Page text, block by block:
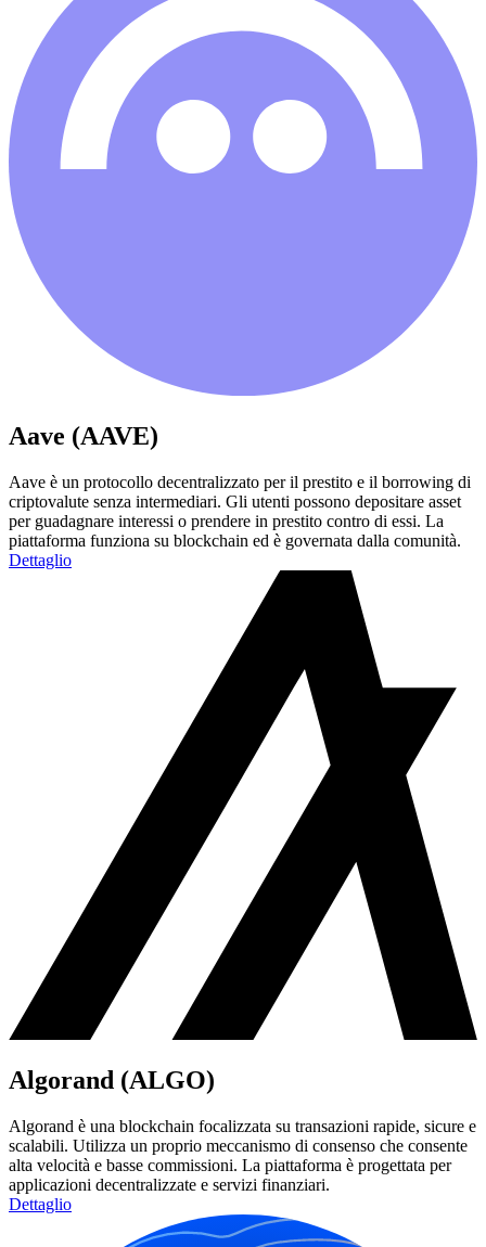
Aave (AAVE)
Aave è un protocollo decentralizzato per il prestito e il borrowing di
criptovalute senza intermediari. Gli utenti possono depositare asset
per guadagnare interessi o prendere in prestito contro di essi. La
piattaforma funziona su blockchain ed è governata dalla comunità.
Dettaglio
Algorand (ALGO)
Algorand è una blockchain focalizzata su transazioni rapide, sicure e
scalabili. Utilizza un proprio meccanismo di consenso che consente
alta velocità e basse commissioni. La piattaforma è progettata per
applicazioni decentralizzate e servizi finanziari.
Dettaglio